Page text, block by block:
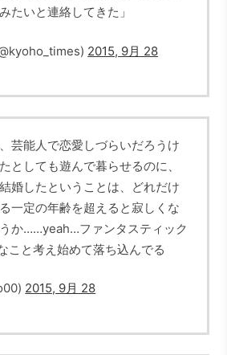
たいと連絡してきた」
2015, 9月 28
芸能人で恋愛しづらいだろうけ
としても遊んで暮らせるのに、
婚したということは、どれだけ
一定の年齢を超えると寂しくな
か……yeah…ファンタスティック
こと考え始めて落ち込んでる
2015, 9月 28